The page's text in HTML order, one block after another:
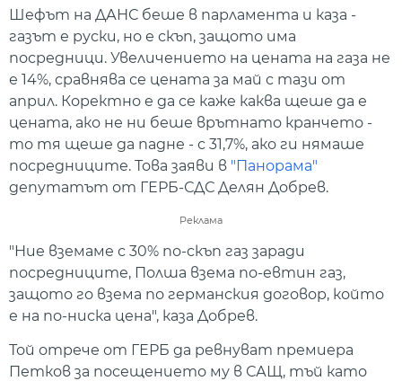
Шефът на ДАНС беше в парламента и каза -
газът е руски, но е скъп, защото има
посредници. Увеличението на цената на газа не
е 14%, сравнява се цената за май с тази от
април. Коректно е да се каже каква щеше да е
цената, ако не ни беше врътнато кранчето -
то тя щеше да падне - с 31,7%, ако ги нямаше
посредниците. Това заяви в "Панорама"
депутатът от ГЕРБ-СДС Делян Добрев.
Реклама
"Ние вземаме с 30% по-скъп газ заради
посредниците, Полша взема по-евтин газ,
защото го взема по германския договор, който
е на по-ниска цена", каза Добрев.
Той отрече от ГЕРБ да ревнуват премиера
Петков за посещението му в САЩ, тъй като